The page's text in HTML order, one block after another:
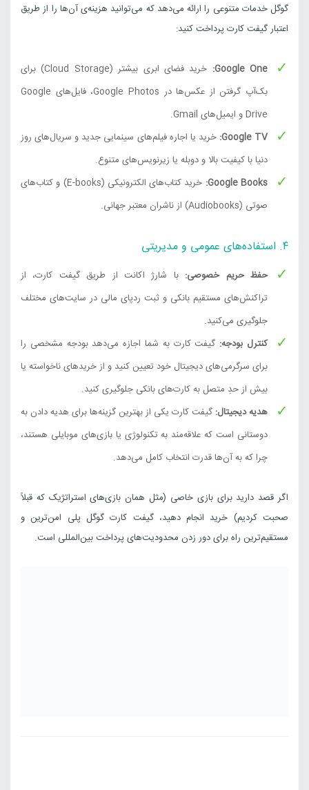
گوگل خدمات متنوعی را ارائه می‌دهد که می‌توانید هزینه‌ی آن‌ها را از طریق
اعتبار گیفت کارت پرداخت کنید:
Google One:
خرید فضای ابری بیشتر (Cloud Storage) برای
بک‌آپ گرفتن از عکس‌ها در Google Photos، فایل‌های Google
Drive و ایمیل‌های Gmail.
Google TV: خرید یا اجاره فیلم‌های سینمایی جدید و سریال‌های روز
دنیا با کیفیت بالا و دوبله یا زیرنویس‌های متنوع.
Google Books:
خرید کتاب‌های الکترونیکی (E-books) و کتاب‌های
صوتی (Audiobooks) از ناشران معتبر جهانی.
۴. استفاده‌های عمومی و مدیریتی
حفظ حریم خصوصی: با شارژ اکانت از طریق گیفت کارت، از
تراکنش‌های مستقیم بانکی و ثبت ردپای مالی در سایت‌های مختلف
جلوگیری می‌کنید.
کنترل بودجه: گیفت کارت به شما اجازه می‌دهد بودجه مشخصی را
برای سرگرمی‌های دیجیتال خود تعیین کنید و از خریدهای ناخواسته یا
بیش از حدِ متصل به کارت‌های بانکی جلوگیری کنید.
هدیه دیجیتال: گیفت کارت یکی از بهترین گزینه‌ها برای هدیه دادن به
دوستانی است که علاقه‌مند به تکنولوژی یا بازی‌های موبایلی هستند،
چرا که به آن‌ها قدرت انتخاب کامل می‌دهد.
اگر قصد دارید برای بازی خاصی (مثل همان بازی‌های استراتژیک که قبلاً
صحبت کردیم) خرید انجام دهید، گیفت کارت گوگل پلی امن‌ترین و
مستقیم‌ترین راه برای دور زدن محدودیت‌های پرداخت بین‌المللی است.